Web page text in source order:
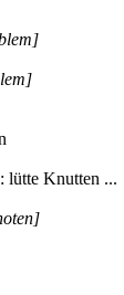
lütte Knutten ...